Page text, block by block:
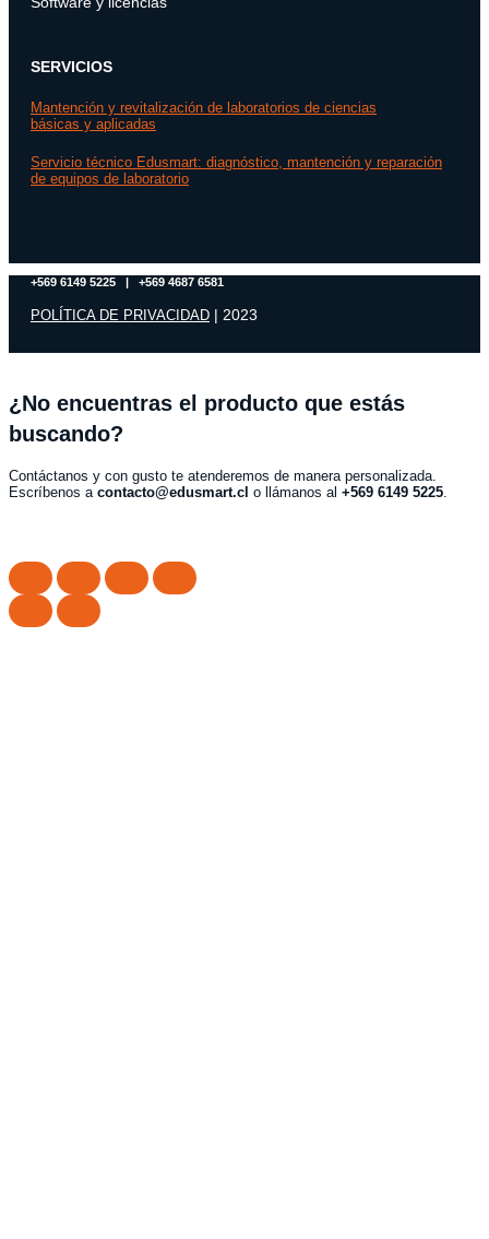
SERVICIOS
Mantención y revitalización de laboratorios de ciencias
básicas y aplicadas
Servicio técnico Edusmart: diagnóstico, mantención y reparación
de equipos de laboratorio
+569 6149 5225 | +569 4687 6581
POLÍTICA DE PRIVACIDAD | 2023
¿No encuentras el producto que estás
buscando?
Contáctanos y con gusto te atenderemos de manera personalizada.
Escríbenos a contacto@edusmart.cl o llámanos al +569 6149 5225